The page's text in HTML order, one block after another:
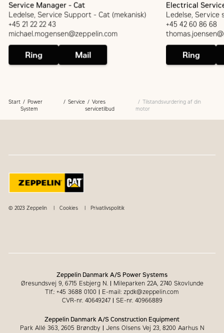
Service Manager - Cat
Ledelse, Service Support - Cat (mekanisk)
+45 21 22 22 43
michael.mogensen@zeppelin.com
Ring Mail
Electrical
Ledelse, Service
+45 42 60 86 68
Ring
Start
Power
System
Service
Vores
servicetilbud
Tilstandsvurdering af din
motor
© 2023 Zeppelin Cookies Privatlivspolitik
Zeppelin Danmark A/S Power Systems
Øresundsvej 9, 6715 Esbjerg N. | Mileparken 22A, 2740 Skovlunde
Tlf.: +45 3688 0100 | E-mail: zpdk@zeppelin.com
CVR-nr. 40649247 | SE-nr. 40966889
Zeppelin Danmark A/S Construction Equipment
Park Allé 363, 2605 Brøndby | Jens Olsens Vej 23, 8200 Aarhus N